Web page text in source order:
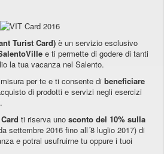
Turist Card) è un servizio esclusivo
e ti permette di godere di tanti
la tua vacanza nel Salento.
per te e ti consente di beneficiare
di prodotti e servizi negli esercizi
ti riserva uno sconto del 10% sulla
settembre 2016 fino all´8 luglio 2017) di
e potrai usufruirne tu oppure i tuoi